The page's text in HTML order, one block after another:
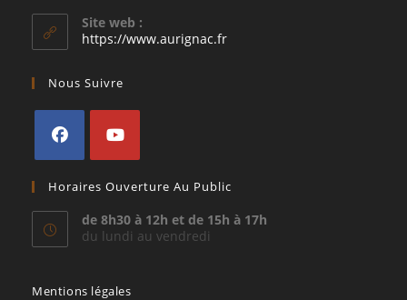
application
Site web :
https://www.aurignac.fr
Nous Suivre
dans
un
nouvel
dans
un
nouvel
Horaires Ouverture Au Public
de 8h30 à 12h et de 15h à 17h
du lundi au vendredi
Mentions légales